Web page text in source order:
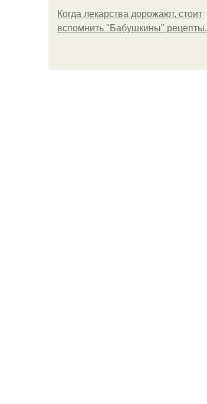
Когда лекарства дорожают, стоит
вспомнить "Бабушкины" рецепты.